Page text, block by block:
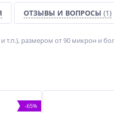
ОТЗЫВЫ И ВОПРОСЫ (1)
т.п.), размером от 90 микрон и
-65%